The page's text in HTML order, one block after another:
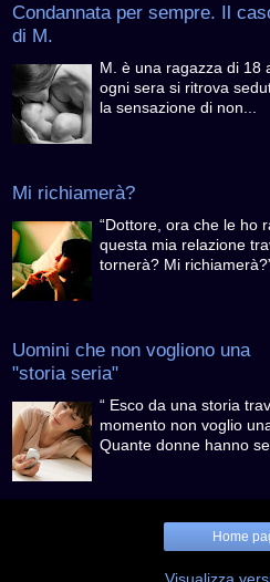
Condannata per sempre. Il
di M.
M. è una ragazza di 18
ogni sera si ritrova
la sensazione di non...
Mi richiamerà?
“Dottore, ora che le ho
questa mia relazione
tornerà? Mi
Uomini che non vogliono una
"storia seria"
“ Esco da una storia
momento non voglio
Quante donne hanno
Home
Visualizza